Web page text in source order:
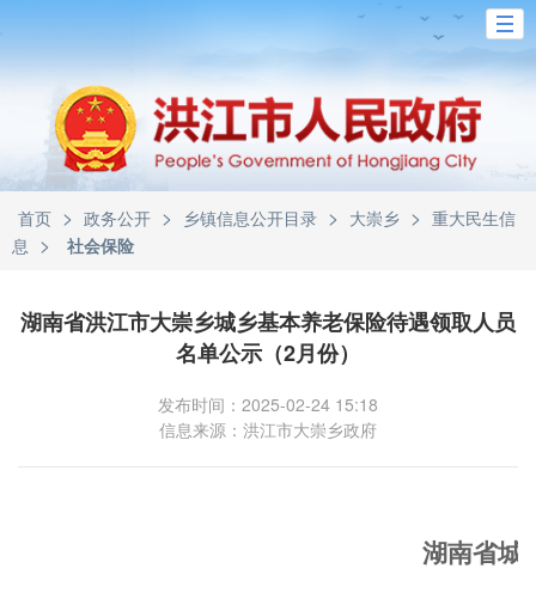
首页 > 政务公开 > 乡镇信息公开目录 > 大崇乡 > 重大民生信
息 > 社会保险
湖南省洪江市大崇乡城乡基本养老保险待遇领取人员
名单公示（2月份）
发布时间：2025-02-24 15:18
信息来源：洪江市大崇乡政府
湖南省城